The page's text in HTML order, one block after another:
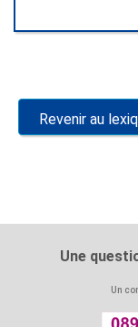
Revenir au
Une
Un